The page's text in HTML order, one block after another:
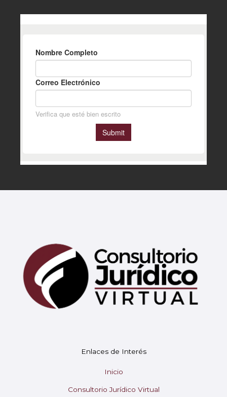
Enlaces de Interés
Inicio
Consultorio Jurídico Virtual
Mary
Soy Mary tu asistente virtual.